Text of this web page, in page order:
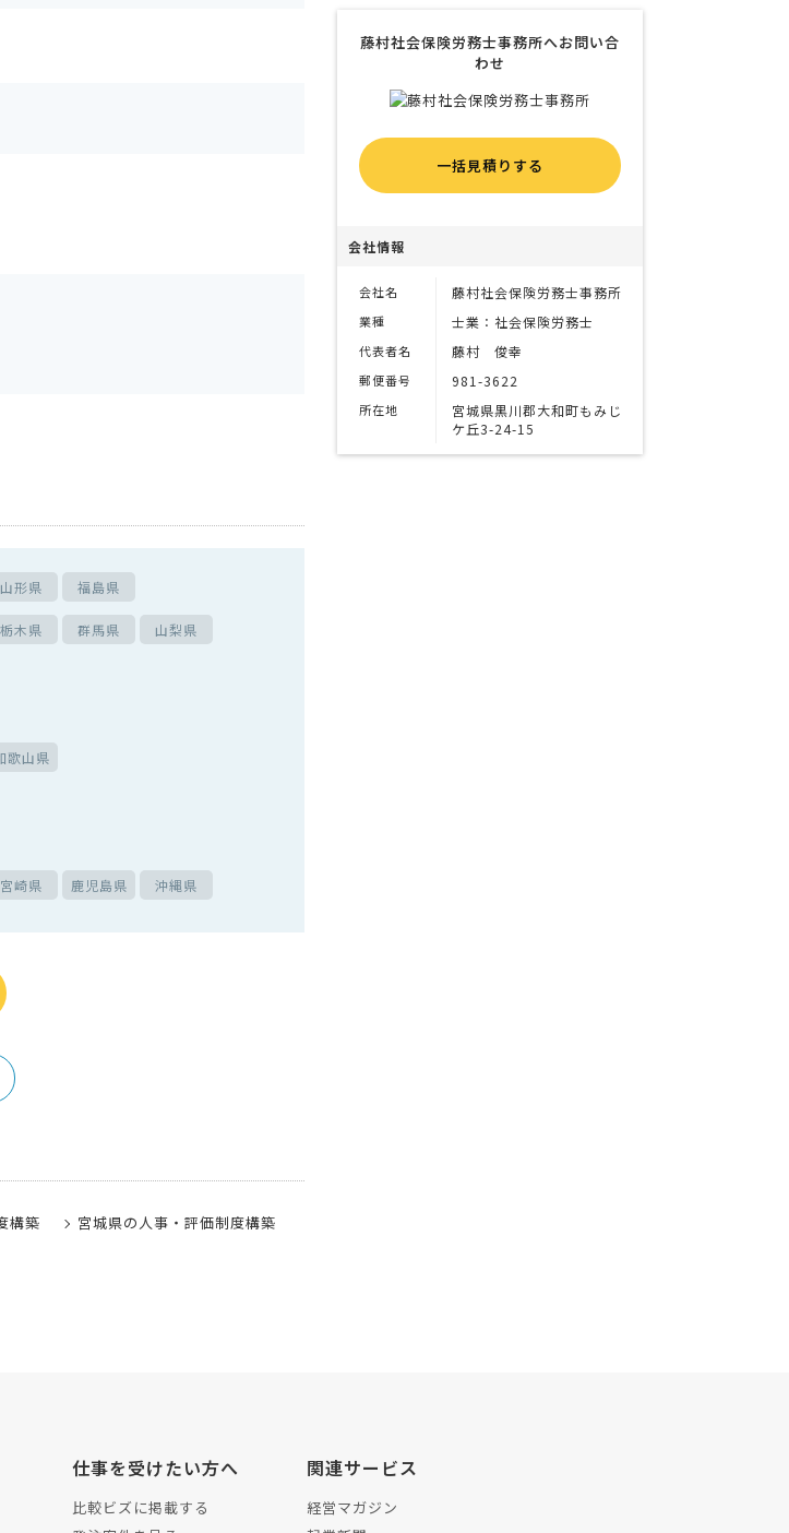
山形県 福島県
栃木県 群馬県 山梨県
歌山県
宮崎県 鹿児島県 沖縄県
構築 宮城県の人事・評価制度構築
藤村社会保険労務士事務所へお問い合
わせ
一括見積りする
会社情報
会社名 藤村社会保険労務士事務所
業種 士業：社会保険労務士
代表者名 藤村 俊幸
郵便番号 981-3622
所在地
宮城県黒川郡大和町もみじ
ケ丘3-24-15
仕事を受けたい方へ
比較ビズに掲載する
関連サービス
経営マガジン